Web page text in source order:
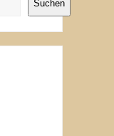
Suchen